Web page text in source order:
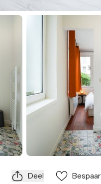
Deel Bespaar